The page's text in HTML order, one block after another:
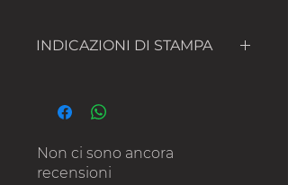
INDICAZIONI DI STAMPA
BED: 0-50°C
FAN: ON
Non ci sono ancora
recensioni